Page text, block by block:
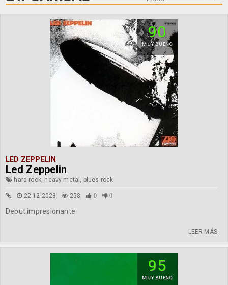
90
MUY BUENO
LED ZEPPELIN
Led Zeppelin
hard rock, heavy metal, blues rock
22-12-2023 258 0 0
Debut impresionante
LEER MÁS
95
MUY BUENO